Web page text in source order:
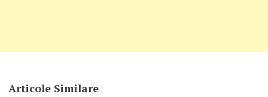
Articole Similare